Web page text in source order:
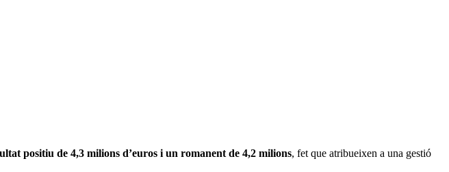
positiu de 4,3 milions d’euros i un romanent de 4,2 milions, fet que atribueixen a una gestió